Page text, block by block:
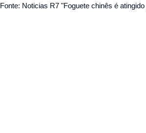
Fonte: Noticias R7 "Foguete chinês é